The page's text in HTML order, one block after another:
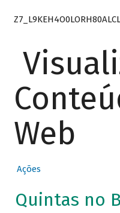
Web
Ações
Quintas no